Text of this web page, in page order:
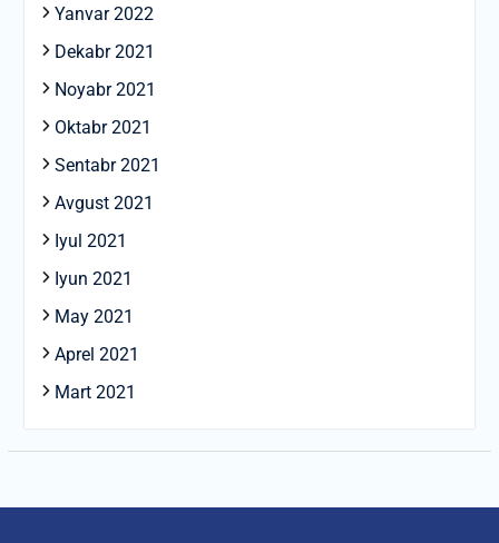
Yanvar 2022
Dekabr 2021
Noyabr 2021
Oktabr 2021
Sentabr 2021
Avgust 2021
Iyul 2021
Iyun 2021
May 2021
Aprel 2021
Mart 2021